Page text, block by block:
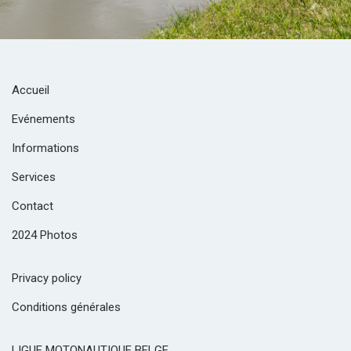
Accueil
Evénements
Informations
Services
Contact
2024 Photos
Privacy policy
Conditions générales